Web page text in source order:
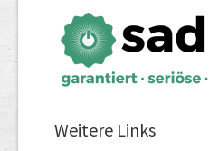
Weitere Links